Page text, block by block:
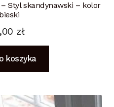
Styl skandynawski – kolor
zł
koszyka